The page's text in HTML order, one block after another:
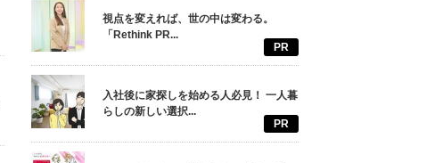
視点を変えれば、世の中は変わる。
「Rethink PR...
PR
入社後に家探しを始める人必見！ 一人暮
らしの新しい選択...
PR